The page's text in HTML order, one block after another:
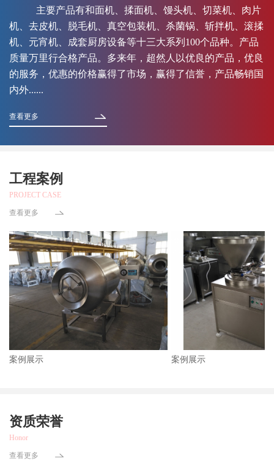
主要产品有和面机、揉面机、馒头机、切菜机、肉片
机、去皮机、脱毛机、真空包装机、杀菌锅、斩拌机、滚揉
机、元宵机、成套厨房设备等十三大系列100个品种。产品
质量万里行合格产品。多来年，超然人以优良的产品，优良
的服务，优惠的价格赢得了市场，赢得了信誉，产品畅销国
内外......
查看更多
工程案例
PROJECT CASE
查看更多
案例展示 案例展示
资质荣誉
Honor
查看更多